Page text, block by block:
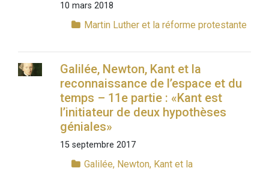
10 mars 2018
Martin Luther et la réforme protestante
Galilée, Newton, Kant et la
reconnaissance de l’espace et du
temps – 11e partie : «Kant est
l’initiateur de deux hypothèses
géniales»
15 septembre 2017
Galilée, Newton, Kant et la